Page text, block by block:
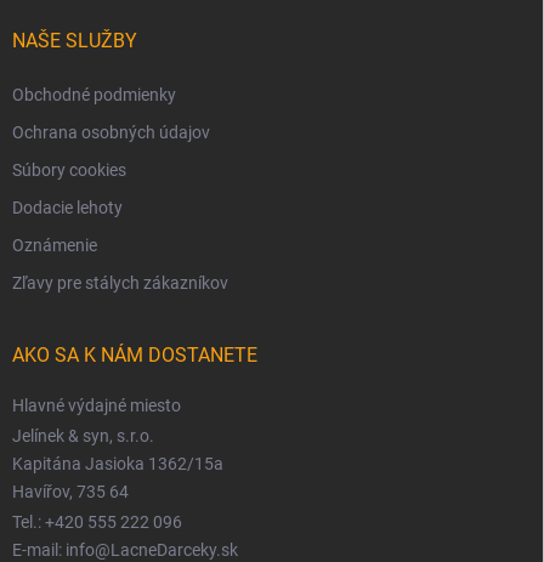
NAŠE SLUŽBY
Obchodné podmienky
Ochrana osobných údajov
Súbory cookies
Dodacie lehoty
Oznámenie
Zľavy pre stálych zákazníkov
AKO SA K NÁM DOSTANETE
Hlavné výdajné miesto
Jelínek & syn, s.r.o.
Kapitána Jasioka 1362/15a
Havířov, 735 64
Tel.: +420 555 222 096
E-mail: info@LacneDarceky.sk